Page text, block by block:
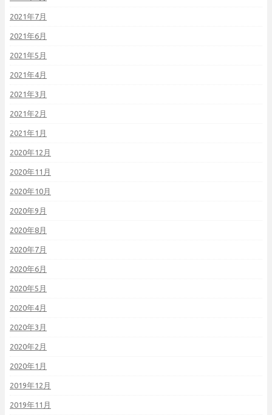
2021年7月
2021年6月
2021年5月
2021年4月
2021年3月
2021年2月
2021年1月
2020年12月
2020年11月
2020年10月
2020年9月
2020年8月
2020年7月
2020年6月
2020年5月
2020年4月
2020年3月
2020年2月
2020年1月
2019年12月
2019年11月